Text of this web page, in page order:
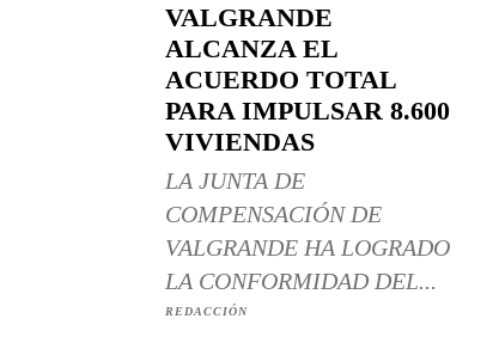
VALGRANDE
ALCANZA EL
ACUERDO TOTAL
PARA IMPULSAR 8.600
VIVIENDAS
LA JUNTA DE
COMPENSACIÓN DE
VALGRANDE HA LOGRADO
LA CONFORMIDAD DEL...
REDACCIÓN